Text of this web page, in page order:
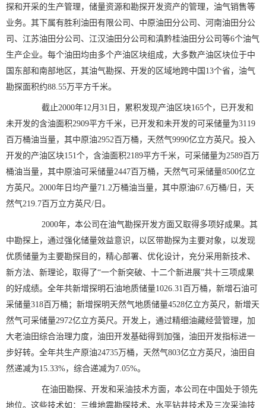
探和开采的生产管理，储量资源和勘探开发资产的管理，油气销售等
业务。其下属有胜利油田有限公司、中原油田分公司、河南油田分公
司、江苏油田分公司、江汉油田分公司和滇黔桂油田分公司等6个油气
生产企业。每个油田均由多个产油区块组成，大多数产油区块位于中
国东部和南部地区，其油气勘探、开发的区域地跨中国13个省，油气
勘探面积约88.55万平方千米。
截止2000年12月31日，累积发现产油区块165个，已开发和
未开发的含油面积2909平方千米，已开发和未开发的可采储量为3119
百万桶油当量，其中原油2952百万桶，天然气9990亿立方英尺。投入
开发的产油区块151个，含油面积2189平方千米，可采储量为2589百万
桶油当量，其中原油可采储量2447百万桶，天然气可采储量8500亿立
方英尺。2000年日均产量71.2万桶油当量，其中原油67.6万桶/日，天
然气219.7百万立方英尺/日。
2000年，本公司在油气勘探开发方面又取得多项好成果。其
中勘探上，通过强化储量效益意识，以区带勘探为主要对象，以发现
优质储量为主要勘探目的，精心部署、优化设计，充分采用新技术、
新方法、新理论，取得了“一个新突破、十二个新进展”共十三项成果
的好成绩。全年共新增探明石油地质储量1026.31百万桶，新增石油可
采储量318百万桶；新增探明天然气地质储量4528亿立方英尺，新增天
然气可采储量2972亿立方英尺。开发上，通过精细油藏经营管理，加
大老油田综合治理力度，油田开发基础得到加强，油田开发指标进一
步好转。全年共生产原油24735万桶，天然气803亿立方英尺，油田自
然递减为15.33%，综合递减为7.05%。
在油田勘探、开发和采油技术方面，本公司在中国处于领先
地位。这些技术如：三维地震勘探技术、水平钻井技术及三次采油技